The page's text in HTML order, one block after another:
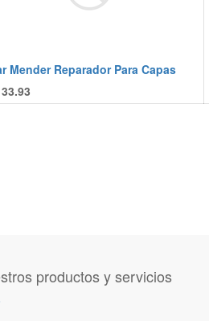
Mender Reparador Para Capas
productos y servicios